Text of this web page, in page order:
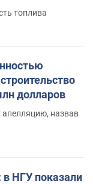
топлива
долларов
апелляцию, назвав
в НГУ показали